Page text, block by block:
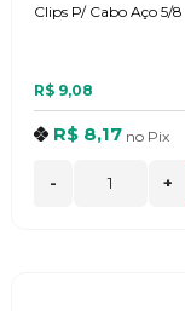
Clips P/ Cabo Aço 5/8
R$ 9,08
R$ 8,17 no Pix
- +